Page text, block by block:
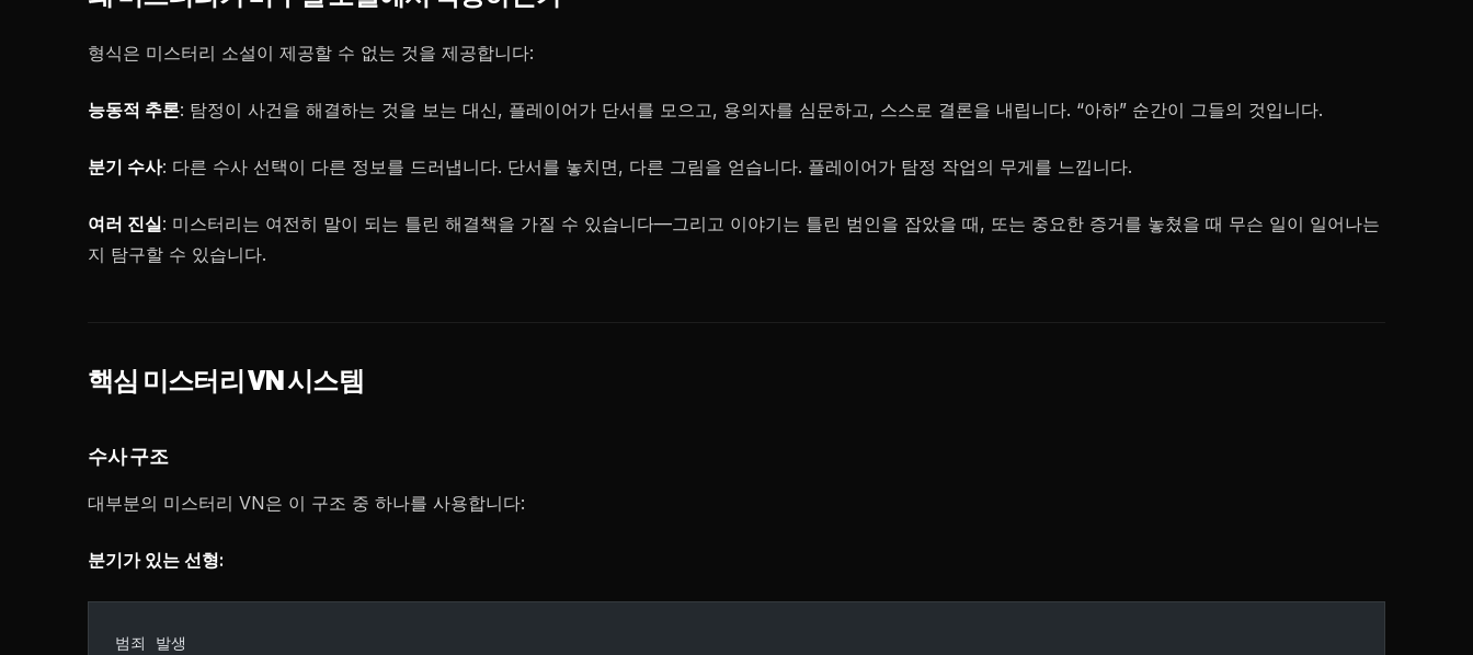
형식은 미스터리 소설이 제공할 수 없는 것을 제공합니다:
능동적 추론: 탐정이 사건을 해결하는 것을 보는 대신, 플레이어가 단서를 모으고, 용의자를 심문하고, 스스로 결론을 내립니다. “아하” 순간이 그들의 것입니다.
분기 수사: 다른 수사 선택이 다른 정보를 드러냅니다. 단서를 놓치면, 다른 그림을 얻습니다. 플레이어가 탐정 작업의 무게를 느낍니다.
여러 진실: 미스터리는 여전히 말이 되는 틀린 해결책을 가질 수 있습니다—그리고 이야기는 틀린 범인을 잡았을 때, 또는 중요한 증거를 놓쳤을 때 무슨 일이 일어나는
지 탐구할 수 있습니다.
핵심 미스터리 VN 시스템
수사 구조
대부분의 미스터리 VN은 이 구조 중 하나를 사용합니다:
분기가 있는 선형:
범죄 발생